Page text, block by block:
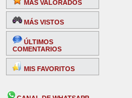
MÁS VALORADOS
MÁS VISTOS
ÚLTIMOS
COMENTARIOS
MIS FAVORITOS